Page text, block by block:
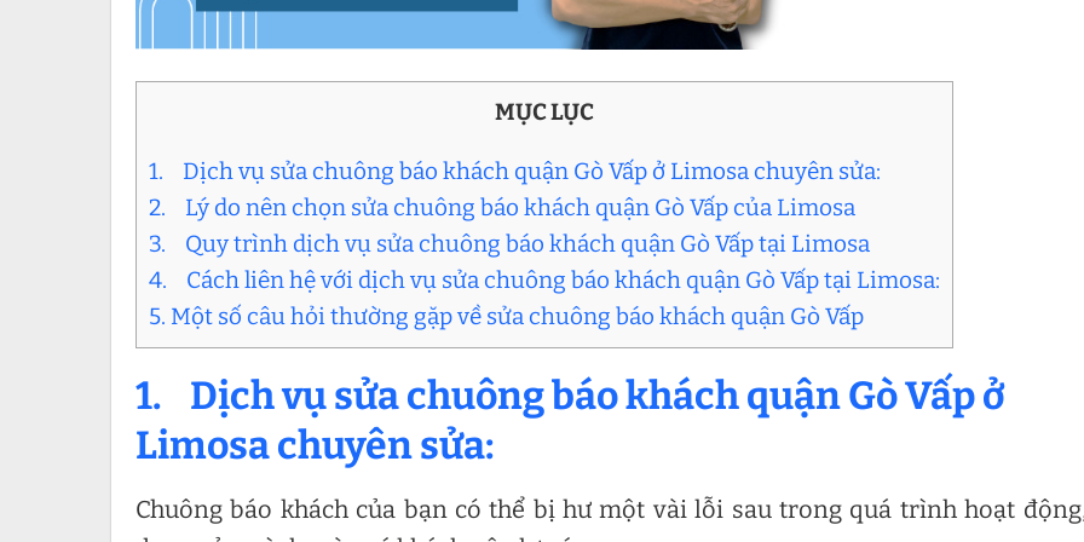
MỤC LỤC
1. Dịch vụ sửa chuông báo khách quận Gò Vấp ở Limosa chuyên sửa:
2. Lý do nên chọn sửa chuông báo khách quận Gò Vấp của Limosa
3. Quy trình dịch vụ sửa chuông báo khách quận Gò Vấp tại Limosa
4. Cách liên hệ với dịch vụ sửa chuông báo khách quận Gò Vấp tại Limosa:
5. Một số câu hỏi thường gặp về sửa chuông báo khách quận Gò Vấp
1. Dịch vụ sửa chuông báo khách quận Gò Vấp ở
Limosa chuyên sửa:
Chuông báo khách của bạn có thể bị hư một vài lỗi sau trong quá trình hoạt